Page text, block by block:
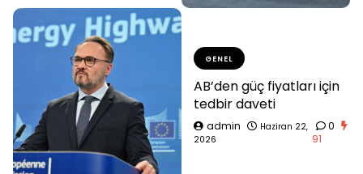
GENEL
AB’den güç fiyatları için
tedbir daveti
admin
Haziran 22,
2026
0
91